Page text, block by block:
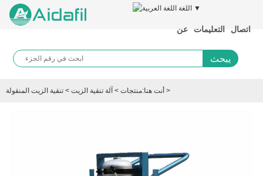
اللغة ▼
عن التعليمات اتصال
يبحث
أنت هنا:منتجات > آلة تنقية الزيت > تنقية الزيت المنقولة >